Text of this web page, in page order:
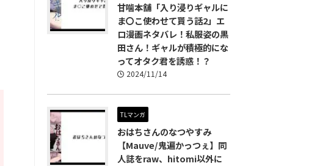
甘噛本舗「入り浸りギャルに
ま〇こ使わせて貰う話2」エ
ロ漫画ネタバレ！私服姿の黒
田さん！ギャルが積極的にな
ってオタク君を誘惑！？
2024/11/14
TLマンガ
おはちさんのなつやすみ
【Mauve/鬼遍かっつぇ】同
人誌をraw、hitomi以外に